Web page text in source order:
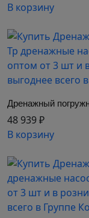
В корзину
Дренажный
48 939 ₽
В корзину